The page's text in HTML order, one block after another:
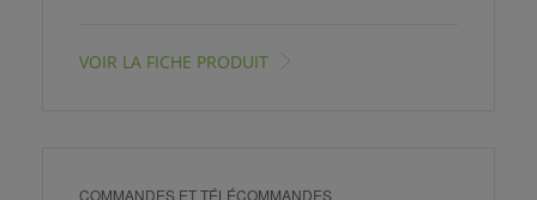
VOIR LA FICHE PRODUIT
COMMANDES ET TÉLÉCOMMANDES